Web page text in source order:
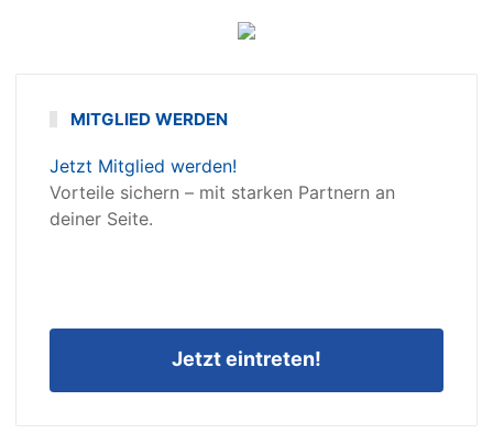
MITGLIED WERDEN
Jetzt Mitglied werden!
Vorteile sichern – mit starken Partnern an
deiner Seite.
Jetzt eintreten!